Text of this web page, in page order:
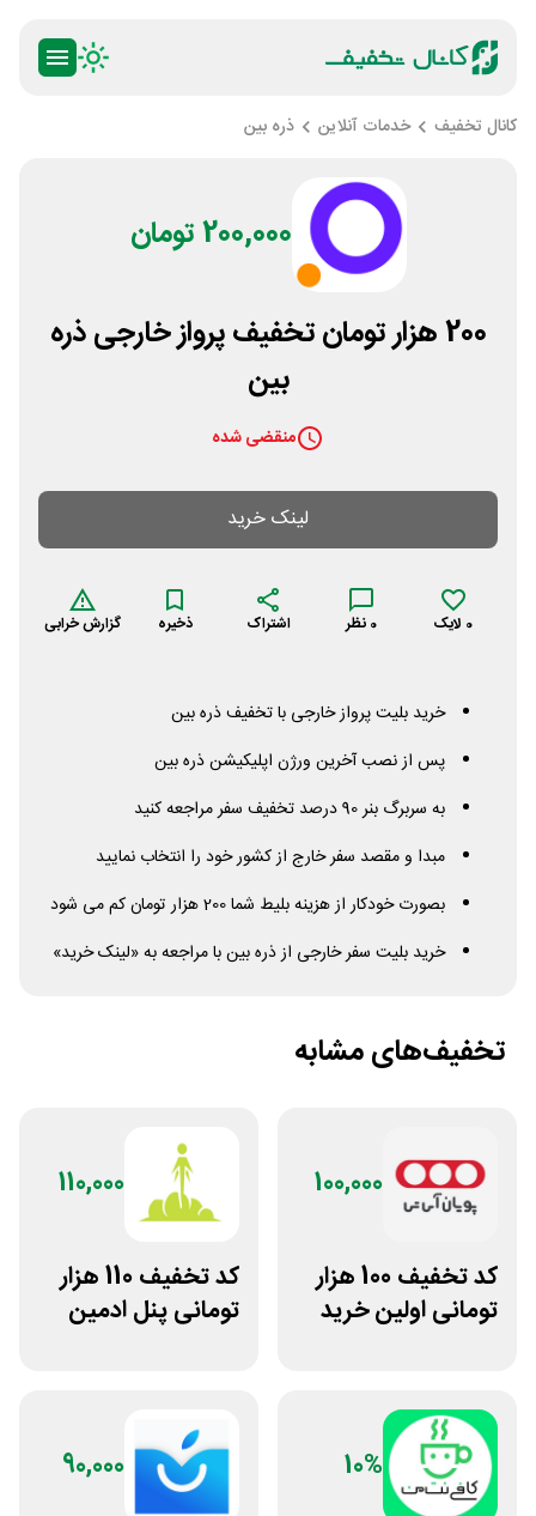
کانال تخفیف خدمات آنلاین ذره بین
200,000 تومان
200 هزار تومان تخفیف پرواز خارجی ذره
بین
منقضی شده
لینک خرید
0 لایک 0 نظر اشتراک ذخیره گزارش خرابی
خرید بلیت پرواز خارجی با تخفیف ذره بین
پس از نصب آخرین ورژن اپلیکیشن ذره بین
به سربرگ بنر 90 درصد تخفیف سفر مراجعه کنید
مبدا و مقصد سفر خارج از کشور خود را انتخاب نمایید
بصورت خودکار از هزینه بلیط شما 200 هزار تومان کم می شود
خرید بلیت سفر خارجی از ذره بین با مراجعه به «لینک خرید»
تخفیف‌های مشابه
100,000
کد تخفیف 100 هزار
تومانی اولین خرید
110,000
کد تخفیف 110 هزار
تومانی پنل ادمین
10%
90,000